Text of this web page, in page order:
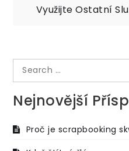
pro
Využijte Ostatní
Search
for:
Nejnovější
Proč je scrapbooking